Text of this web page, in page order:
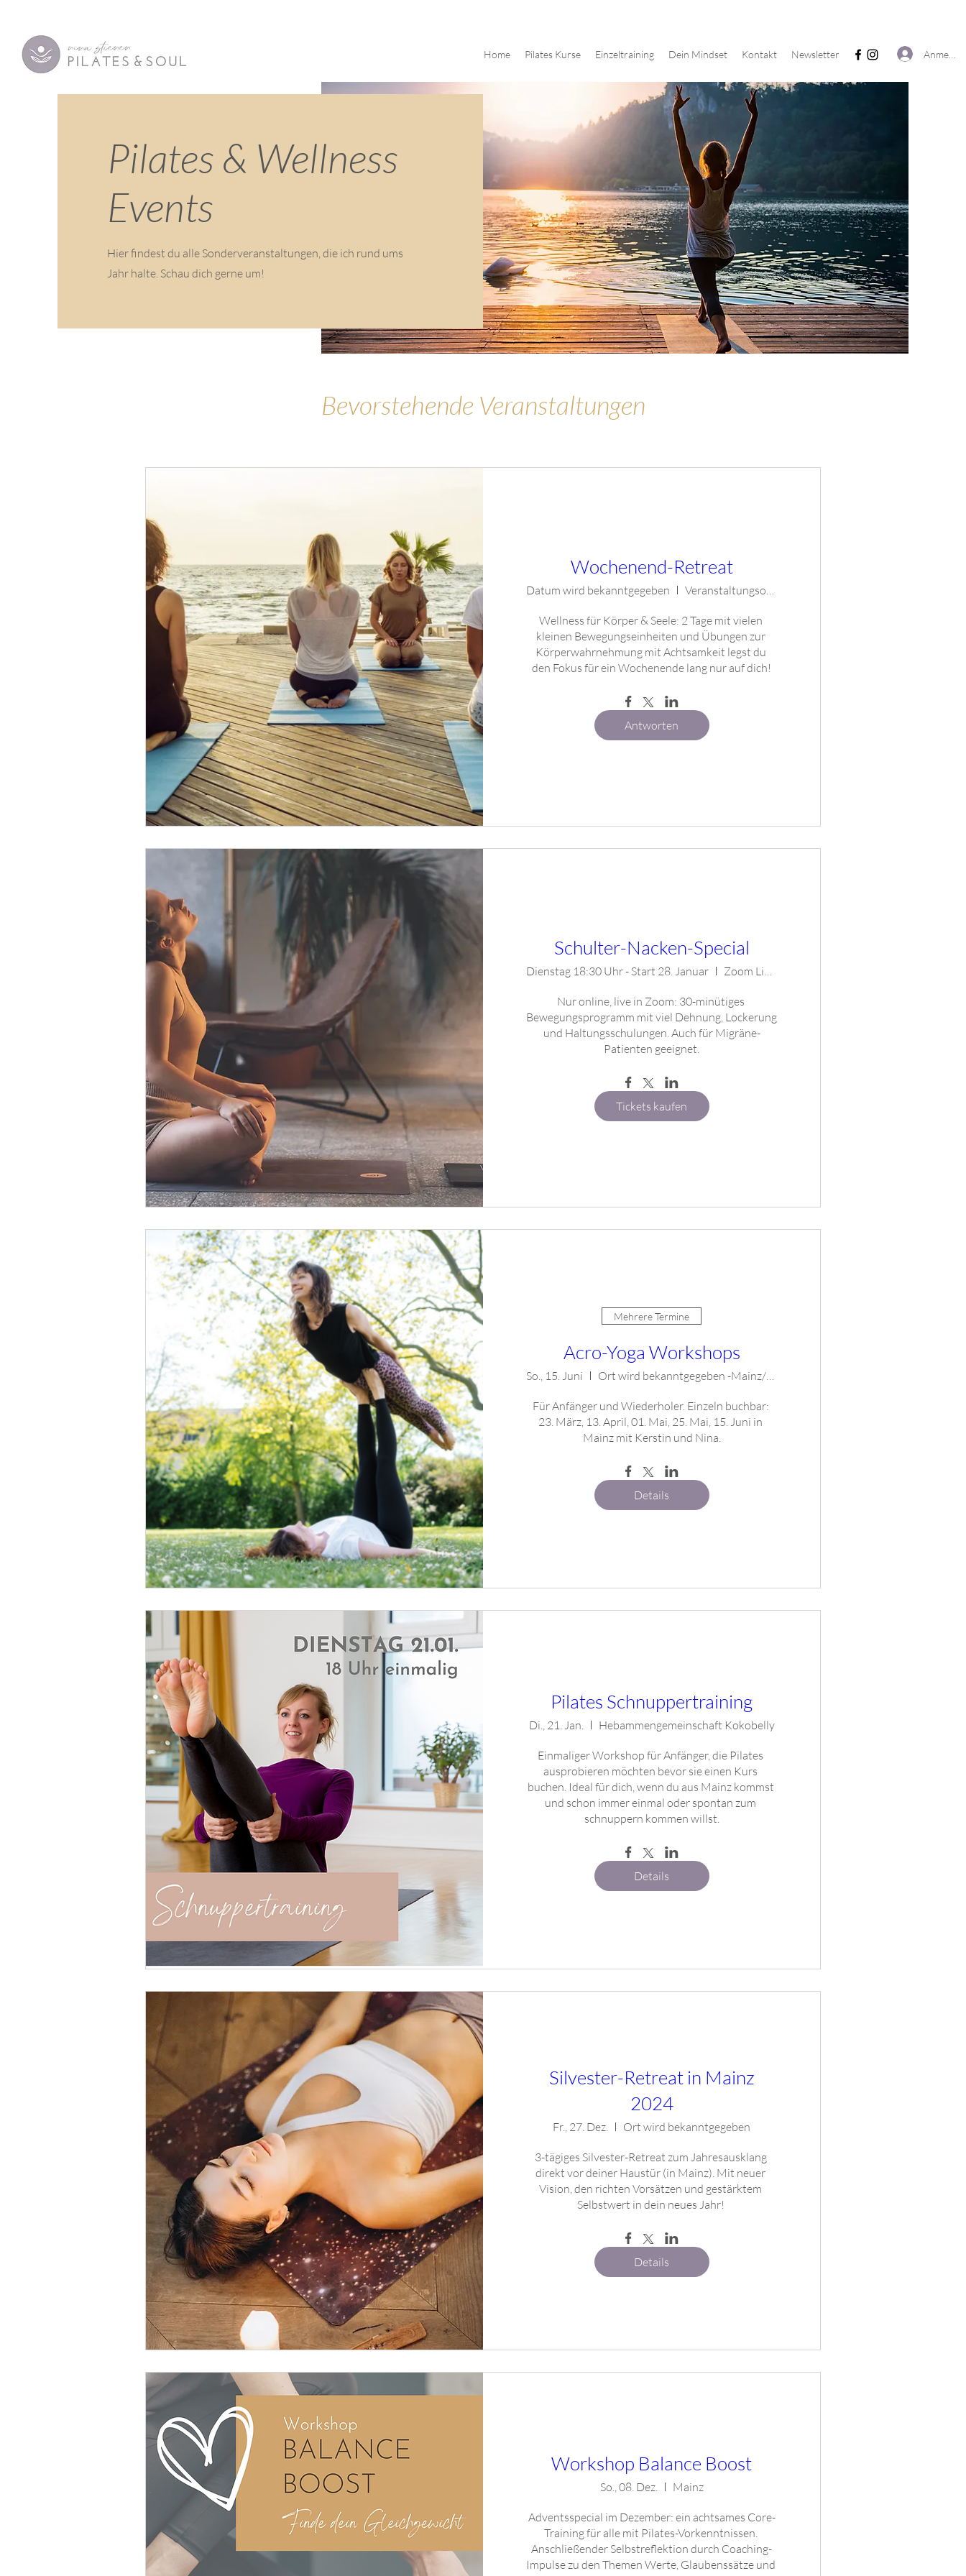
Home Pilates Kurse Einzeltraining Dein Mindset Kontakt Newsletter
Pilates & Wellness
Events
Hier findest du alle Sonderveranstaltungen, die ich rund ums
Jahr halte. Schau dich gerne um!
Bevorstehende Veranstaltungen
Wochenend-Retreat
Datum wird bekanntgegeben Veranstaltungsort (SPA-Hotel) folgt
Wellness für Körper & Seele: 2 Tage mit vielen
kleinen Bewegungseinheiten und Übungen zur
Körperwahrnehmung mit Achtsamkeit legst du
den Fokus für ein Wochenende lang nur auf dich!
Antworten
Schulter-Nacken-Special
Dienstag 18:30 Uhr - Start 28. Januar Zoom Live Training
Nur online, live in Zoom: 30-minütiges
Bewegungsprogramm mit viel Dehnung, Lockerung
und Haltungsschulungen. Auch für Migräne-
Patienten geeignet.
Tickets kaufen
Mehrere Termine
Acro-Yoga Workshops
So., 15. Juni Ort wird bekanntgegeben -Mainz/Mainz-Kastel
Für Anfänger und Wiederholer. Einzeln buchbar:
23. März, 13. April, 01. Mai, 25. Mai, 15. Juni in
Mainz mit Kerstin und Nina.
Details
Pilates Schnuppertraining
Di., 21. Jan. Hebammengemeinschaft Kokobelly
Einmaliger Workshop für Anfänger, die Pilates
ausprobieren möchten bevor sie einen Kurs
buchen. Ideal für dich, wenn du aus Mainz kommst
und schon immer einmal oder spontan zum
schnuppern kommen willst.
Details
Silvester-Retreat in Mainz
2024
Fr., 27. Dez. Ort wird bekanntgegeben
3-tägiges Silvester-Retreat zum Jahresausklang
direkt vor deiner Haustür (in Mainz). Mit neuer
Vision, den richten Vorsätzen und gestärktem
Selbstwert in dein neues Jahr!
Details
Workshop Balance Boost
So., 08. Dez. Mainz
Adventsspecial im Dezember: ein achtsames Core-
Training für alle mit Pilates-Vorkenntnissen.
Anschließender Selbstreflektion durch Coaching-
Impulse zu den Themen Werte, Glaubenssätze und